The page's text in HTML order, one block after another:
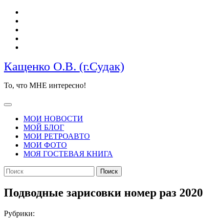
Перейти
содержимому
Кащенко О.В. (г.Судак)
То, что МНЕ интересно!
Кнопка
ОткрытьМОИ НОВОСТИ
МОЙ БЛОГ
МОИ РЕТРОАВТО
МОИ ФОТО
МОЯ ГОСТЕВАЯ КНИГА
КНОПКА
ЗАКРЫТЬ
Найти:
Подводные зарисовки номер раз 2020
Рубрики: